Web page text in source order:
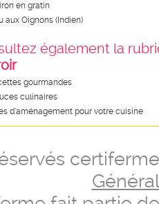
en gratin
aux Oignons (Indien)
également la
gourmandes
culinaires
d’aménagement pour votre cuisine